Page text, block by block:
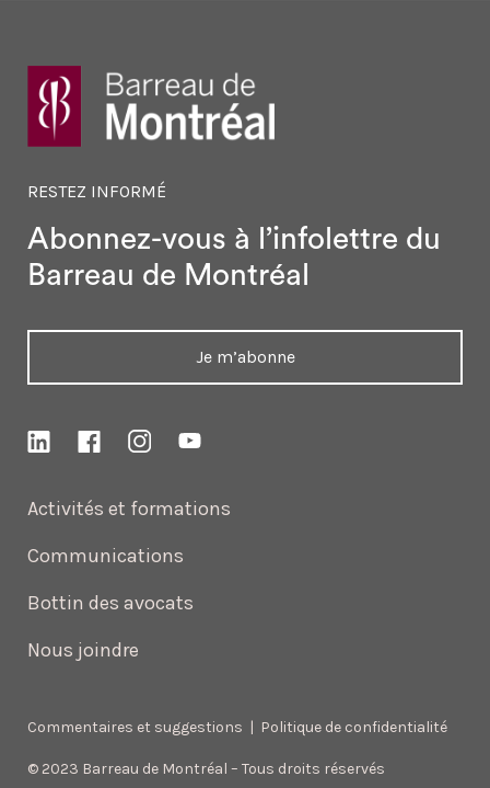
Activités et formations
Communications
Bottin des avocats
Nous joindre
RESTEZ INFORMÉ
Abonnez-vous à l’infolettre du
Barreau de Montréal
Je m’abonne
Commentaires et suggestions | Politique de confidentialité
© 2023 Barreau de Montréal – Tous droits réservés